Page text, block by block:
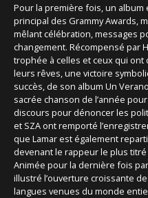
Pour la première fois, un
principal des Grammy Awards,
mêlant célébration, messages
changement. Récompensé par
trophée à celles et ceux qui
leurs rêves, une victoire
succès, de son album Un
sacrée chanson de l’année
discours pour dénoncer les
et SZA ont remporté
que Lamar est également
devenant le rappeur le plus titré
Animée pour la dernière fois
illustré l’ouverture croissante
langues venues du monde